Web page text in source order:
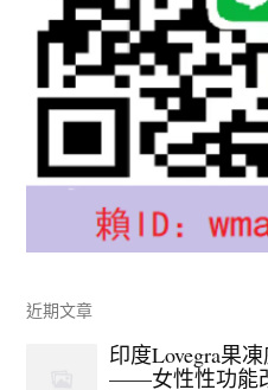
近期文章
印度Lovegra果
——女性性功能